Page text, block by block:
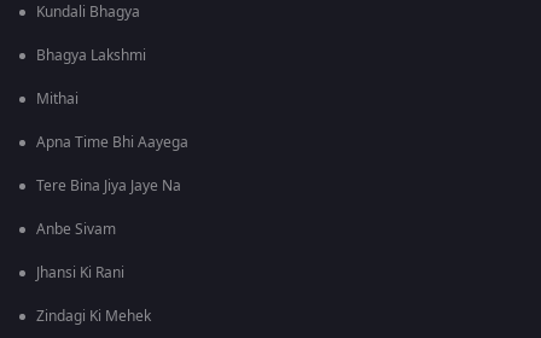
Kundali Bhagya
Bhagya Lakshmi
Mithai
Apna Time Bhi Aayega
Tere Bina Jiya Jaye Na
Anbe Sivam
Jhansi Ki Rani
Zindagi Ki Mehek